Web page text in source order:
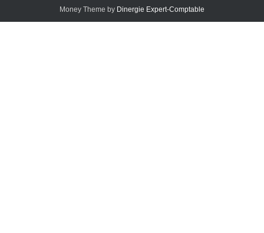
Money Theme by Dinergie Expert-Comptable